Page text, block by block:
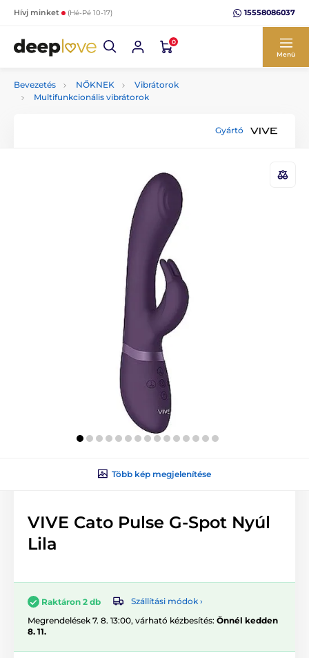
Hívj minket (Hé-Pé 10-17) 15558086037
0
Menü
Bevezetés NŐKNEK
Vibrátorok
Multifunkcionális vibrátorok
Gyártó
Több kép megjelenítése
VIVE Cato Pulse G-Spot Nyúl
Lila
Raktáron 2 db
Szállítási módok ›
Megrendelések 7. 8. 13:00, várható kézbesítés: Önnél kedden
8. 11.